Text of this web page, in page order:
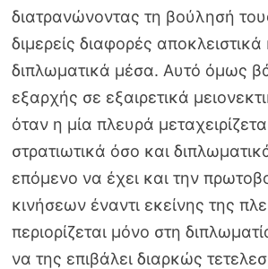
διατρανώνοντας τη βούλησή
διμερείς διαφορές
διπλωματικά μέσα. Αυτό όμως
εξαρχής σε εξαιρετικά
όταν η μία πλευρά
στρατιωτικά όσο και
επόμενο να έχει και την
κινήσεων έναντι εκείνης της
περιορίζεται μόνο στη
να της επιβάλει διαρκώς